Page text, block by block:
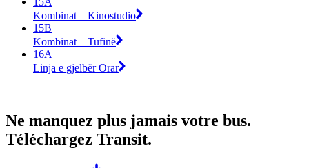
Kombinat – Kinostudio
15B
Kombinat – Tufinë
16A
Linja e gjelbër Orar
Ne manquez plus jamais votre bus.
Téléchargez Transit.